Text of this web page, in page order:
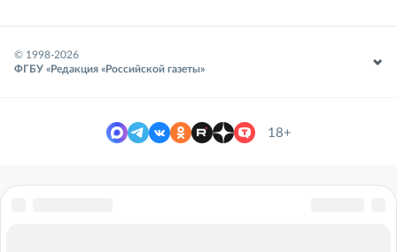
© 1998-2026
ФГБУ «Редакция «Российской газеты»
18+